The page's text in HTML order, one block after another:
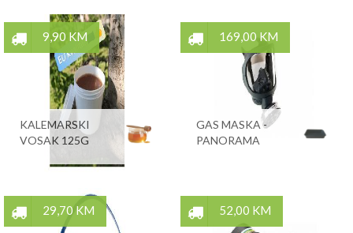
9,90 KM
KALEMARSKI
VOSAK 125G
169,00 KM
GAS MASKA -
PANORAMA
29,70 KM 52,00 KM